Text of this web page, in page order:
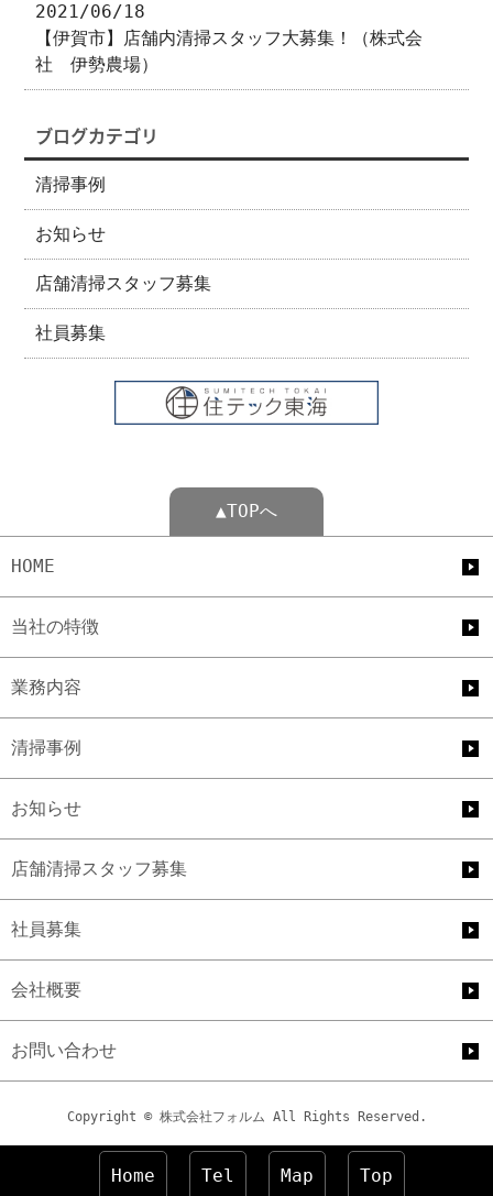
2021/06/18
【伊賀市】店舗内清掃スタッフ大募集！（株式会
社 伊勢農場）
ブログカテゴリ
清掃事例
お知らせ
店舗清掃スタッフ募集
社員募集
▲TOPへ
HOME
当社の特徴
業務内容
清掃事例
お知らせ
店舗清掃スタッフ募集
社員募集
会社概要
お問い合わせ
Copyright © 株式会社フォルム All Rights Reserved.
Home Tel Map Top